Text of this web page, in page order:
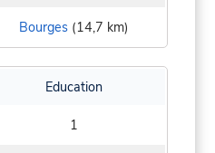
Bourges(14,7 km)
Education
1